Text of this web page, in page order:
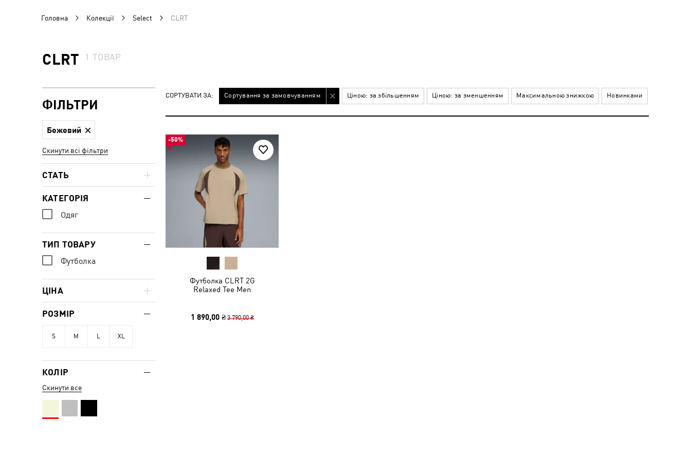
Головна Колекції Select CLRT
CLRT 1 ТОВАР
СОРТУВАТИ ЗА: Сортування за замовчуванням Ціною: за збільшенням Ціною: за зменшенням Максимальною знижкою Новинками
-50%
Футболка CLRT 2G
Relaxed Tee Men
1 890,00 ₴ 3 790,00 ₴
ФІЛЬТРИ
Бежевий
Скинути всі фільтри
СТАТЬ
КАТЕГОРІЯ
Одяг
ТИП ТОВАРУ
Футболка
ЦІНА
РОЗМІР
S M L XL
КОЛІР
Скинути все